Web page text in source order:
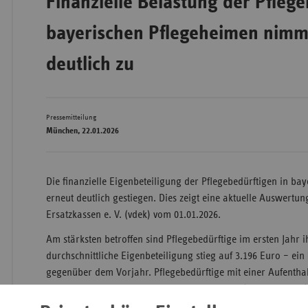
bayerischen Pflegeheimen
deutlich zu
Pressemitteilung
München, 22.01.2026
Die finanzielle Eigenbeteiligung der Pflegebedürftigen in
erneut deutlich gestiegen. Dies zeigt eine aktuelle
Ersatzkassen e. V. (vdek) vom 01.01.2026.
Am stärksten betroffen sind Pflegebedürftige im ersten Jahr
durchschnittliche Eigenbeteiligung stieg auf 3.196 Euro – ein
gegenüber dem Vorjahr. Pflegebedürftige mit einer
einer Verweildauer von über zwei Jahren lag die